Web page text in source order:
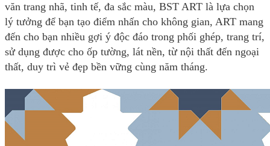
văn trang nhã, tinh tế, đa sắc màu, BST ART là lựa chọn
lý tưởng để bạn tạo điểm nhấn cho không gian, ART mang
đến cho bạn nhiều gợi ý độc đáo trong phối ghép, trang trí,
sử dụng được cho ốp tường, lát nền, từ nội thất đến ngoại
thất, duy trì vẻ đẹp bền vững cùng năm tháng.